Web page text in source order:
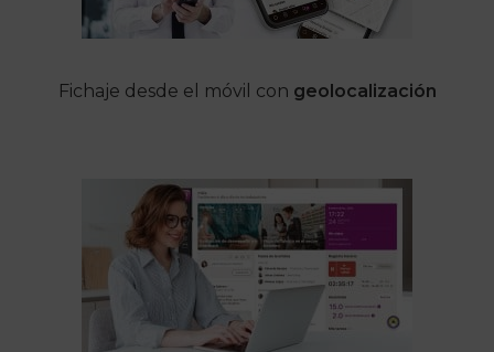
Fichaje desde el móvil con geolocalización